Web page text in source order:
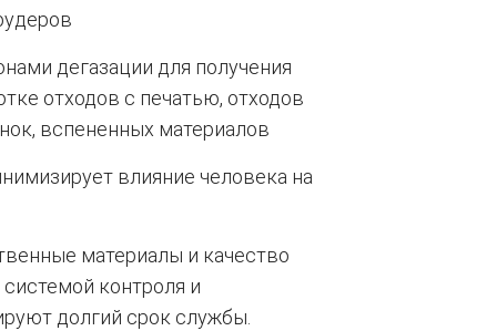
дегазации для получения
отходов с печатью, отходов
вспененных материалов
влияние человека на
материалы и качество
контроля и
долгий срок службы.